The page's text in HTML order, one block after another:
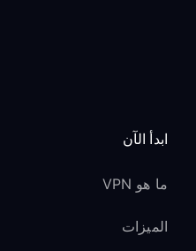
ابدأ الآن
ما هو VPN
الميزات